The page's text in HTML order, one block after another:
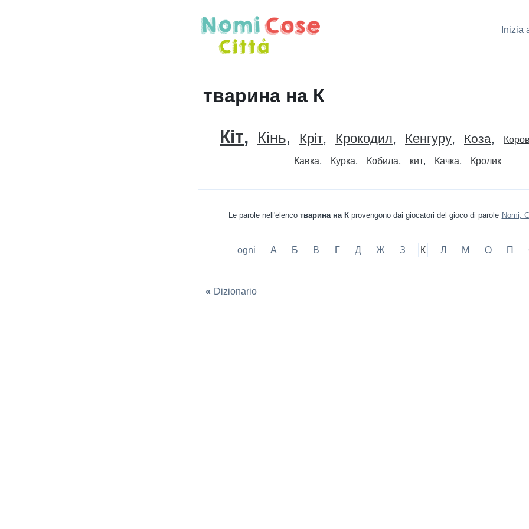
Inizia
тварина на К
Кіт Кінь Кріт Крокодил Кенгуру Коза
Кавка Курка Кобила кит Качка Кролик
Le parole nell'elenco тварина на Кprovengono dai giocatori del gioco di parole Nomi,
ogni А Б В Г Д Ж З К Л М О П
« Dizionario